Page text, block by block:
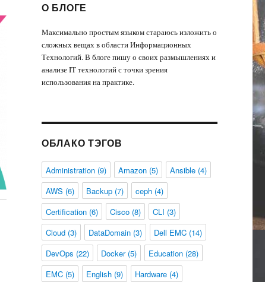
О БЛОГЕ
Максимально простым языком стараюсь изложить о
сложных вещах в области Информационных
Технологий. В блоге пишу о своих размышлениях и
анализе IT технологий с точки зрения
использования на практике.
ОБЛАКО ТЭГОВ
Administration(9) Amazon(5) Ansible(4)
AWS (6) Backup(7) ceph(4)
Certification(6) Cisco(8) CLI (3)
Cloud(3) DataDomain(3) Dell EMC(14)
DevOps (22) Docker(5) Education(28)
EMC(5) English(9) Hardware(4)